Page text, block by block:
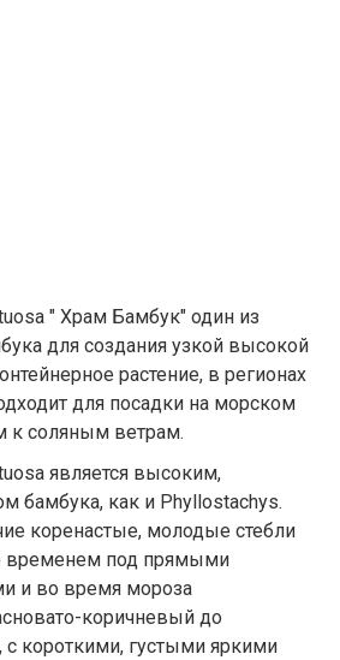
" Храм Бамбук" один из
для создания узкой высокой
растение, в регионах
для посадки на морском
к соляным ветрам.
является высоким,
бамбука, как и Phyllostachys.
коренастые, молодые стебли
временем под прямыми
и во время мороза
коричневый до
с короткими, густыми яркими